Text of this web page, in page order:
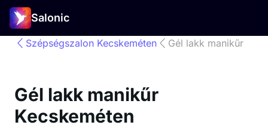
Salonic
Szépségszalon Kecskeméten Gél lakk manikűr
Gél lakk manikűr
Kecskeméten